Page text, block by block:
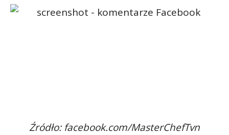
Źródło: facebook.com/MasterChefTvn